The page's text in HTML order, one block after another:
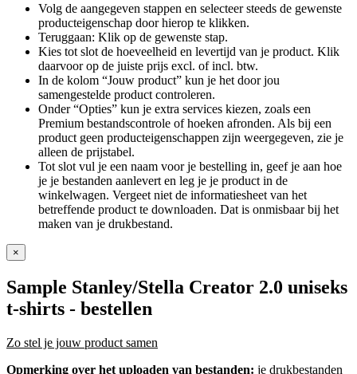
Volg de aangegeven stappen en selecteer steeds de gewenste
producteigenschap door hierop te klikken.
Teruggaan: Klik op de gewenste stap.
Kies tot slot de hoeveelheid en levertijd van je product. Klik
daarvoor op de juiste prijs excl. of incl. btw.
In de kolom “Jouw product” kun je het door jou
samengestelde product controleren.
Onder “Opties” kun je extra services kiezen, zoals een
Premium bestandscontrole of hoeken afronden. Als bij een
product geen producteigenschappen zijn weergegeven, zie je
alleen de prijstabel.
Tot slot vul je een naam voor je bestelling in, geef je aan hoe
je je bestanden aanlevert en leg je je product in de
winkelwagen. Vergeet niet de informatiesheet van het
betreffende product te downloaden. Dat is onmisbaar bij het
maken van je drukbestand.
×
Sample Stanley/Stella Creator 2.0 uniseks
t-shirts - bestellen
Zo stel je jouw product samen
Opmerking over het uploaden van bestanden: je drukbestanden